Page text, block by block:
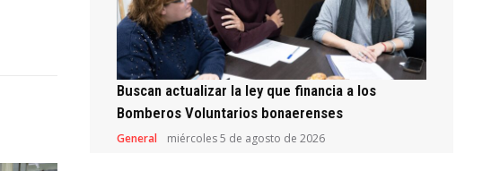
Buscan actualizar la ley que financia a los
Bomberos Voluntarios bonaerenses
General miércoles 5 de agosto de 2026